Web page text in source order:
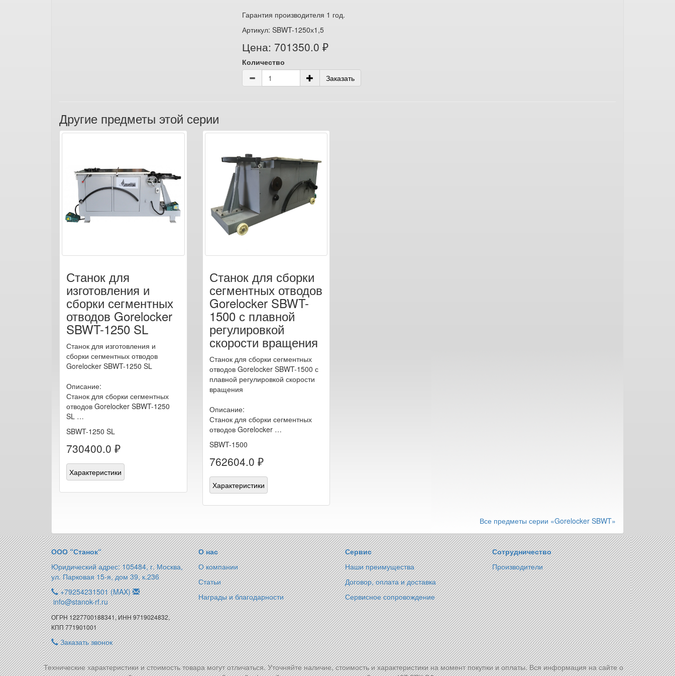
Гарантия производителя 1 год.
Артикул: SBWT-1250х1,5
Цена: 701350.0 ₽
Количество
Заказать
Другие предметы этой серии
Станок для
изготовления и
сборки сегментных
отводов Gorelocker
SBWT-1250 SL
Станок для изготовления и
сборки сегментных отводов
Gorelocker SBWT-1250 SL
Описание:
Станок для сборки сегментных
отводов Gorelocker SBWT-1250
SL …
SBWT-1250 SL
730400.0 ₽
Характеристики
Станок для сборки
сегментных отводов
Gorelocker SBWT-
1500 с плавной
регулировкой
скорости вращения
Станок для сборки сегментных
отводов Gorelocker SBWT-1500 с
плавной регулировкой скорости
вращения
Описание:
Станок для сборки сегментных
отводов Gorelocker …
SBWT-1500
762604.0 ₽
Характеристики
Все предметы серии «Gorelocker SBWT»
ООО “Станок“
Юридический адрес: 105484, г. Москва,
ул. Парковая 15-я, дом 39, к.236
+79254231501 (MAX)
info@stanok-rf.ru
ОГРН 1227700188341, ИНН 9719024832,
КПП 771901001
Заказать звонок
О нас
О компании
Статьи
Награды и благодарности
Сервис
Наши преимущества
Договор, оплата и доставка
Сервисное сопровождение
Сотрудничество
Производители
Технические характеристики и стоимость товара могут отличаться. Уточняйте наличие, стоимость и характеристики на момент покупки и оплаты. Вся информация на сайте о